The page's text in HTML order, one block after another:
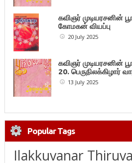
கவிஞர் முடியரசனின்
கோமகன் வியப்பு
20 July 2025
கவிஞர் முடியரசனின்
20. பெருநிலக்கிழார்
13 July 2025
Popular Tags
Ilakkuvanar